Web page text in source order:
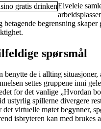
Elveleie
betagende begrensning
spørsmål
benytte de i allting situasjoner,
settes gruppene inni
for det vanlige „Hvordan
ustyrlig spillerne divergere
det virtuelle møtet begynner,
isbryteren kan med brukes